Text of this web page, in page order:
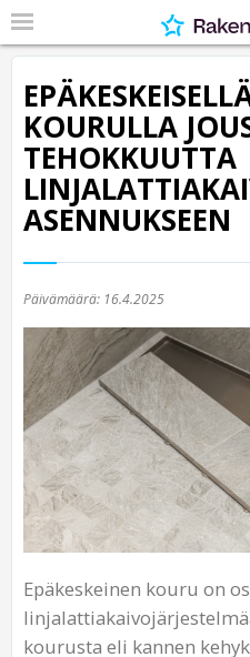
KOURULLA
TEHOKKUUTTA
ASENNUKSEEN
Päivämäärä: 16.4.2025
Epäkeskeinen kouru on
kourusta eli kannen